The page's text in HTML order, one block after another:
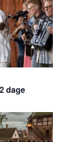
dage